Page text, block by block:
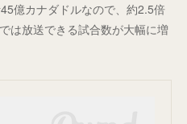
億カナダドルなので、約2.5倍
は放送できる試合数が大幅に増